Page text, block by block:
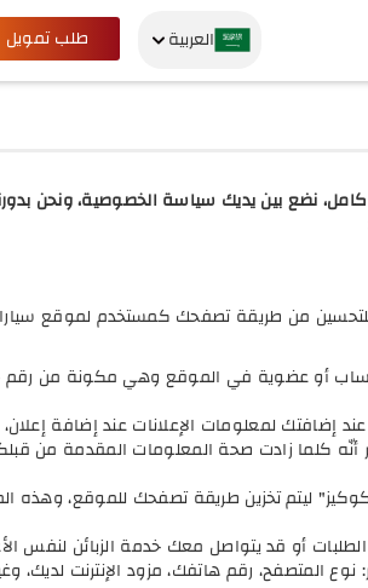
العربية طلب تمويل
نضع بين يديك سياسة الخصوصية، ونحن
من طريقة تصفحك كمستخدم لموقع
أو عضوية في الموقع وهي مكونة من رقم
إضافتك لمعلومات الإعلانات عند إضافة إعلان،
كلما زادت صحة المعلومات المقدمة من
ليتم تخزين طريقة تصفحك للموقع، وهذه
أو قد يتواصل معك خدمة الزبائن لنفس
رقم هاتفك، مزود الإنترنت لديك،